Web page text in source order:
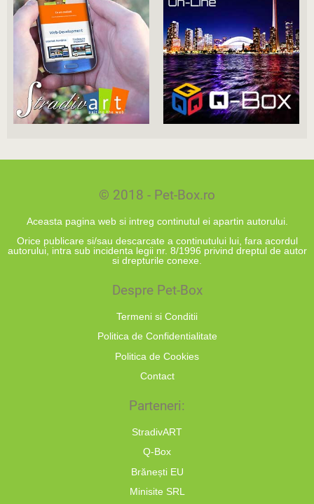
© 2018 - Pet-Box.ro
Aceasta pagina web si intreg continutul ei apartin autorului.
Orice publicare si/sau descarcate a continutului lui, fara acordul
autorului, intra sub incidenta legii nr. 8/1996 privind dreptul de autor
si drepturile conexe.
Despre Pet-Box
Termeni si Conditii
Politica de Confidentialitate
Politica de Cookies
Contact
Parteneri:
StradivART
Q-Box
Brănești EU
Minisite SRL